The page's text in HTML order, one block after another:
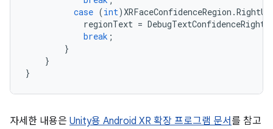
case (int)XRFaceConfidenceRegion .
regionText = DebugTextConfidenceRight
break ;
}
}
}
자세한 내용은 Unity용 Android XR 확장 프로그램 문서를 참고